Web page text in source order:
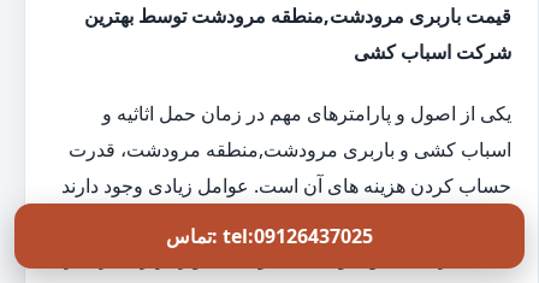
قیمت باربری مرودشت,منطقه مرودشت توسط بهترین
شرکت اسباب کشی
یکی از اصول و پارامترهای مهم در زمان حمل اثاثیه و
اسباب کشی و باربری مرودشت,منطقه مرودشت، قدرت
حساب کردن هزینه های آن است. عوامل زیادی وجود دارند
که بر قیمت باربری مرودشت,منطقه مرودشت تاثیرگذار
تماس: tel:09126437025